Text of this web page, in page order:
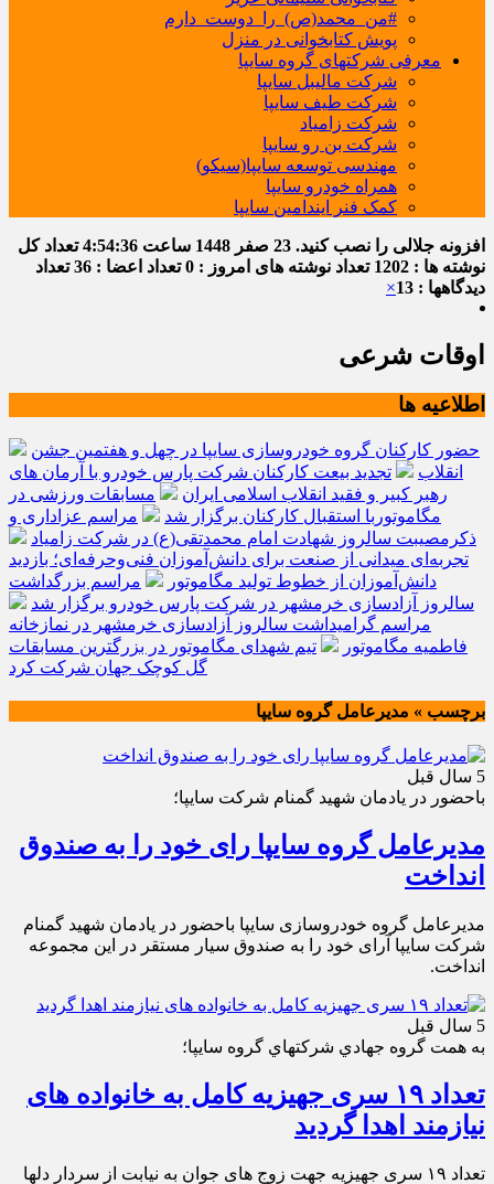
#من_محمد(ص)_را_دوست_دارم
پویش کتابخوانی در منزل
معرفی شرکتهای گروه سایپا
شرکت مالیبل سایپا
شرکت طیف سایپا
شرکت زامیاد
شرکت بن رو سایپا
مهندسی توسعه سایپا(سیکو)
همراه خودرو سایپا
کمک فنر ایندامین سایپا
افزونه جلالی را نصب کنید. 23 صفر 1448 ساعت 4:54:37تعداد کل
نوشته ها : 1202
تعداد نوشته های امروز : 0 تعداد اعضا : 36
تعداد
دیدگاهها : 13
×
اوقات شرعی
اطلاعیه ها
حضور کارکنان گروه خودروسازی سایپا در چهل و هفتمین جشن
انقلاب
تجدید بیعت کارکنان شرکت پارس خودرو با آرمان های
رهبر کبیر و فقید انقلاب اسلامی ایران
مسابقات ورزشی در
مگاموتوربا استقبال کارکنان برگزار شد
مراسم عزاداری و
ذکرمصیبت سالروز شهادت امام محمدتقی(ع) در شرکت زامیاد
تجربه‌ای میدانی از صنعت برای دانش‌آموزان فنی‌وحرفه‌ای؛ بازدید
دانش‌آموزان از خطوط تولید مگاموتور
مراسم بزرگداشت
سالروز آزادسازی خرمشهر در شرکت پارس خودرو برگزار شد
مراسم گرامیداشت سالروز آزادسازی خرمشهر در نمازخانه
فاطمیه مگاموتور
تیم شهدای مگاموتور در بزرگترین مسابقات
گل کوچک جهان شرکت کرد
برچسب » مديرعامل گروه سايپا
5 سال قبل
باحضور در یادمان شهید گمنام شرکت سایپا؛
مدیرعامل گروه سایپا رای خود را به صندوق
انداخت
مدیرعامل گروه خودروسازی سایپا باحضور در یادمان شهید گمنام
شرکت سایپا آرای خود را به صندوق سیار مستقر در این مجموعه
انداخت.
5 سال قبل
به همت گروه جهادي شركتهاي گروه سايپا؛
تعداد ۱۹ سری جهیزیه کامل به خانواده های
نیازمند اهدا گردید
تعداد ۱۹ سری جهیزیه جهت زوج های جوان به نیابت از سردار دلها